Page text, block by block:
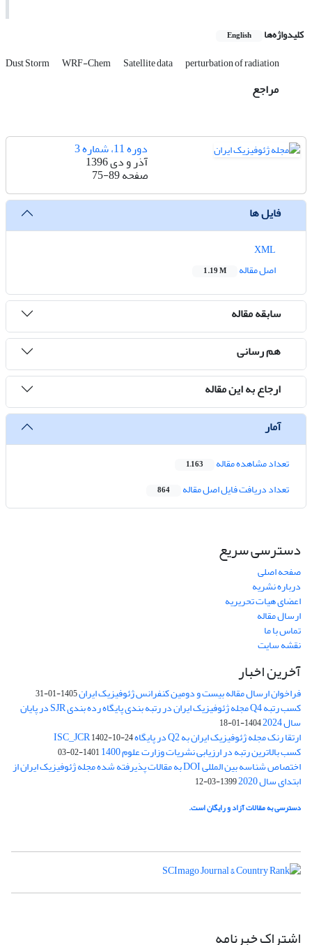
کلیدواژه‌ها English
Dust Storm WRF-Chem Satellite data perturbation of radiation
مراجع
دوره 11، شماره 3
آذر و دی 1396
صفحه75-89
فایل ها
اصل مقاله
1.19 M
سابقه مقاله
هم رسانی
ارجاع به این مقاله
آمار
تعداد مشاهده مقاله 1,163
تعداد دریافت فایل اصل مقاله 864
دسترسی سریع
صفحه اصلی
درباره نشریه
اعضای هیات تحریریه
ارسال مقاله
تماس با ما
نقشه سایت
آخرین اخبار
فراخوان ارسال مقاله بیست و دومین کنفرانس ژئوفیزیک ایران1405-01-31
کسب رتبه Q4 مجله ژئوفیزیک ایران در رتبه بندی پایگاه رده بندی SJR در پایان
سال 2024 1404-01-18
ارتقا رنک مجله ژئوفیزیک ایران به Q2 در پایگاه ISC_JCR 1402-10-24
کسب بالاترین رتبه در ارزیابی نشریات وزارت علوم 1400 1401-02-03
اختصاص شناسه بین المللی DOI به مقالات پذیرفته شده مجله ژئوفیزیک ایران از
ابتدای سال 2020 1399-03-12
دسترسی به مقالات آزاد و رایگان است.
اشتراک خبرنامه